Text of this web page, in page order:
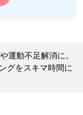
運動不足解消に。
グをスキマ時間に